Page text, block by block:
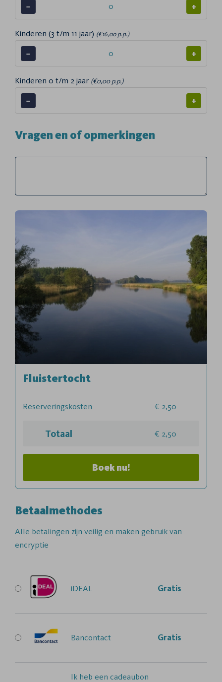
− +
Kinderen (3 t/m 11 jaar) (€16,00 p.p.)
− +
Kinderen 0 t/m 2 jaar (€0,00 p.p.)
− +
Vragen en of opmerkingen
Fluistertocht
Reserveringskosten 2,50
Totaal 2,50
Boek nu!
Betaalmethodes
Alle betalingen zijn veilig en maken gebruik van
encryptie
iDEAL Gratis
Bancontact Gratis
Ik heb een cadeaubon